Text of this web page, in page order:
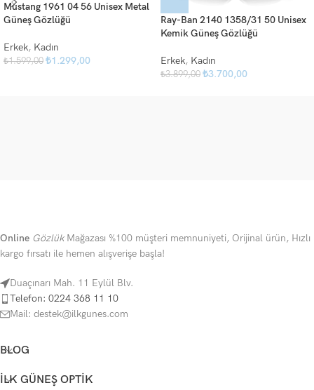
Mustang 1961 04 56 Unisex Metal
Güneş Gözlüğü
Erkek, Kadın
₺1.599,00 ₺1.299,00
Ray-Ban 2140 1358/31 50 Unisex
Kemik Güneş Gözlüğü
Erkek, Kadın
₺3.899,00 ₺3.700,00
Online GözlükMağazası %100 müşteri memnuniyeti, Orijinal ürün, Hızlı
kargo fırsatı ile hemen alışverişe başla!
Duaçınarı Mah. 11 Eylül Blv.
Telefon: 0224 368 11 10
Mail: destek@ilkgunes.com
BLOG
İLK GÜNEŞ OPTIK